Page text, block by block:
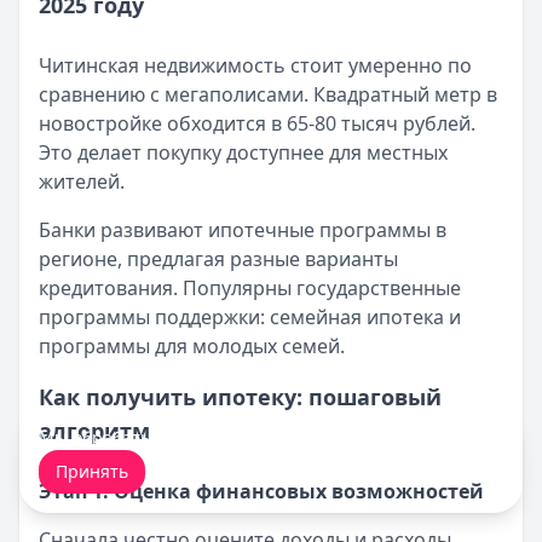
Документы для получения ипотеки в СберБанке
Опубликовано:17 ноября 2025 г.
Категория:Ипотека
Читать статью
Все статьи
Читинская недвижимость стоит умеренно по
сравнению с мегаполисами. Квадратный метр в
новостройке обходится в 65-80 тысяч рублей.
Это делает покупку доступнее для местных
жителей.
Банки развивают ипотечные программы в
регионе, предлагая разные варианты
кредитования. Популярны государственные
программы поддержки: семейная ипотека и
программы для молодых семей.
Как получить ипотеку: пошаговый
алгоритм
Этап 1: Оценка финансовых возможностей
Мы обрабатываем ваши
Принять